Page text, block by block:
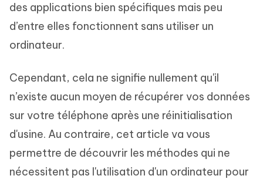
des applications bien spécifiques mais peu
d’entre elles fonctionnent sans utiliser un
ordinateur.
Cependant, cela ne signifie nullement qu'il
n’existe aucun moyen de récupérer vos données
sur votre téléphone après une réinitialisation
d'usine. Au contraire, cet article va vous
permettre de découvrir les méthodes qui ne
nécessitent pas l'utilisation d'un ordinateur pour